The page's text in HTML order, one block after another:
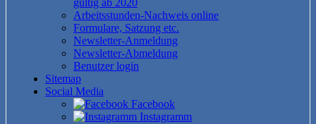
gültig ab 2020
Arbeitsstunden-Nachweis online
Formulare, Satzung etc.
Newsletter-Anmeldung
Newsletter-Abmeldung
Benutzer login
Sitemap
Social Media
Facebook
Instagramm